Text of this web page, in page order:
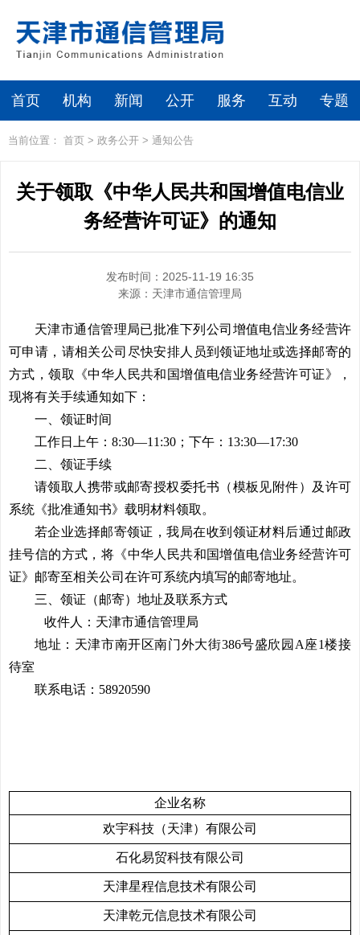
首页 机构 新闻 公开 服务 互动 专题
当前位置： 首页 > 政务公开 > 通知公告
关于领取《中华人民共和国增值电信业
务经营许可证》的通知
发布时间：2025-11-19 16:35
来源： 天津市通信管理局
天津市通信管理局已批准下列公司增值电信业务经营许
可申请，请相关公司尽快安排人员到领证地址或选择邮寄的
方式，领取《中华人民共和国增值电信业务经营许可证》，
现将有关手续通知如下：
一、领证时间
工作日上午：8:30—11:30；下午：13:30—17:30
二、领证手续
请领取人携带或邮寄授权委托书（模板见附件）及许可
系统《批准通知书》载明材料领取。
若企业选择邮寄领证，我局在收到领证材料后通过邮政
挂号信的方式，将《中华人民共和国增值电信业务经营许可
证》邮寄至相关公司在许可系统内填写的邮寄地址。
三、 领证（邮寄）地址及联系方式
收件人：天津市通信管理局
地址：天津市南开区南门外大街386号盛欣园A座1楼接
待室
联系电话：58920590
企业名称
欢宇科技（天津）有限公司
石化易贸科技有限公司
天津星程信息技术有限公司
天津乾元信息技术有限公司